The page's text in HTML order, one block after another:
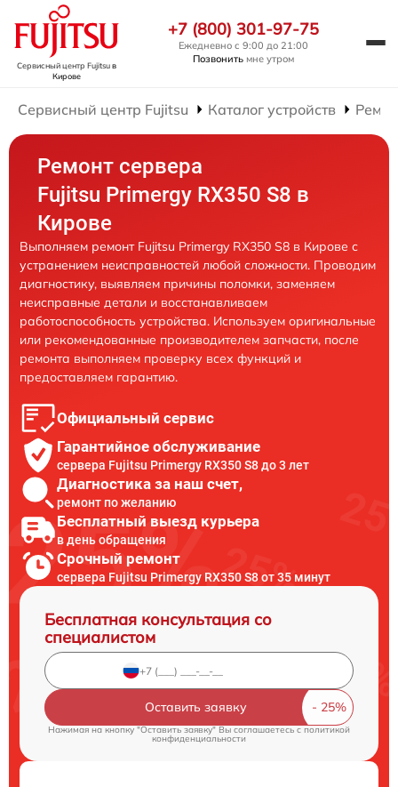
Сервисный центр Fujitsuв
Кирове
+7 (800) 301-97-75
Ежедневно с 9:00 до 21:00
Позвонить мне утром
Сервисный центр Fujitsu Каталог устройств
Ремонт сервера
Fujitsu Primergy RX350 S8 в
Кирове
Выполняем ремонт Fujitsu Primergy RX350 S8 в Кирове с
устранением неисправностей любой сложности. Проводим
диагностику, выявляем причины поломки, заменяем
неисправные детали и восстанавливаем
работоспособность устройства. Используем оригинальные
или рекомендованные производителем запчасти, после
ремонта выполняем проверку всех функций и
предоставляем гарантию.
Официальный сервис
Гарантийное обслуживание
сервера Fujitsu Primergy RX350 S8 до 3 лет
Диагностика за наш счет,
ремонт по желанию
Бесплатный выезд курьера
в день обращения
Срочный ремонт
сервера Fujitsu Primergy RX350 S8 от 35 минут
Бесплатная консультация со
специалистом
Оставить заявку
Нажимая на кнопку "Оставить заявку" Вы соглашаетесь cполитикой
конфиденциальности